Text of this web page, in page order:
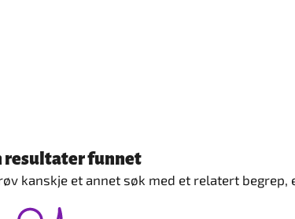
resultater funnet
kanskje et annet søk med et relatert